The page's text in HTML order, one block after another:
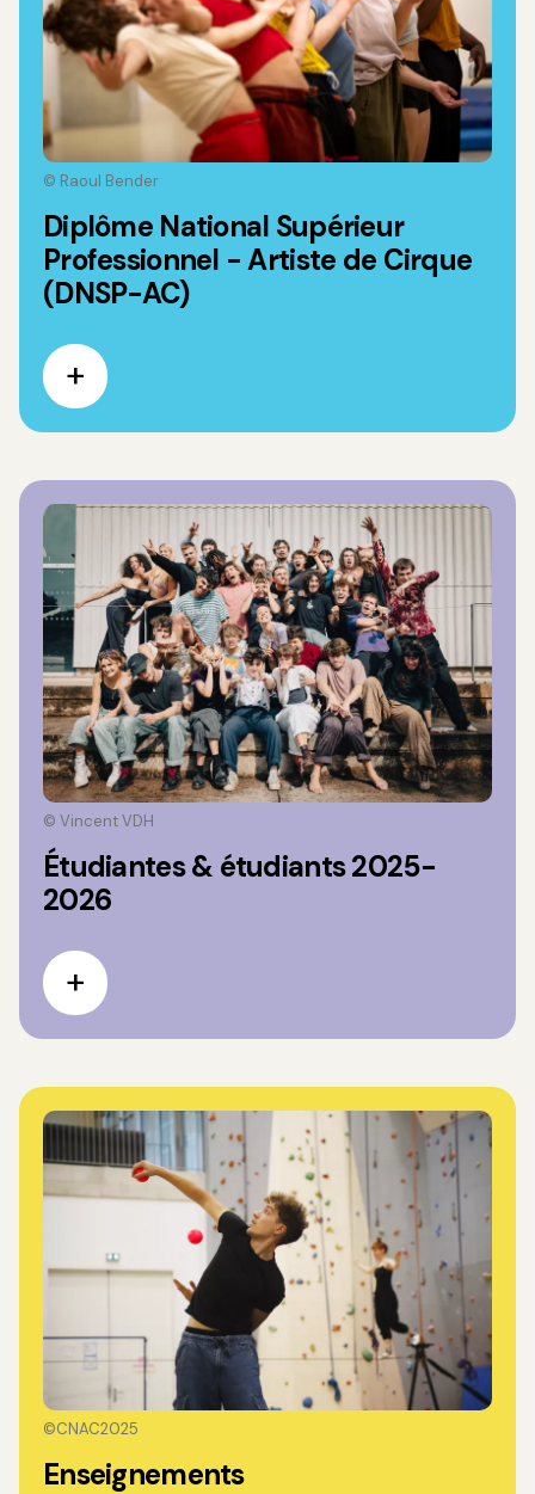
© Raoul Bender
Diplôme National Supérieur
Professionnel - Artiste de Cirque
(DNSP-AC)
© Vincent VDH
Étudiantes & étudiants 2025-
2026
©CNAC2025
Enseignements